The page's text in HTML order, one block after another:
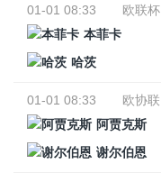
01-01 08:33
欧联杯
本菲卡
哈茨
01-01 08:33
欧协联
阿贾克斯
谢尔伯恩